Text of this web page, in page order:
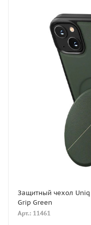
Защитный чехол
Grip Green
Арт.: 11461